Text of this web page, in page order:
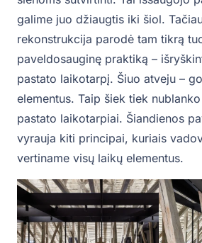
galime juo džiaugtis iki šiol.
rekonstrukcija parodė tam tikrą
paveldosauginę praktiką –
pastato laikotarpį. Šiuo atveju –
elementus. Taip šiek tiek
pastato laikotarpiai. Šiandienos
vyrauja kiti principai, kuriais
vertiname visų laikų elementus.